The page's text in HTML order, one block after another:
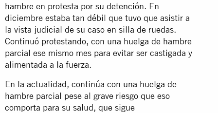
hambre en protesta por su detención. En
diciembre estaba tan débil que tuvo que asistir a
la vista judicial de su caso en silla de ruedas.
Continuó protestando, con una huelga de hambre
parcial ese mismo mes para evitar ser castigada y
alimentada a la fuerza.
En la actualidad, continúa con una huelga de
hambre parcial pese al grave riesgo que eso
comporta para su salud, que sigue